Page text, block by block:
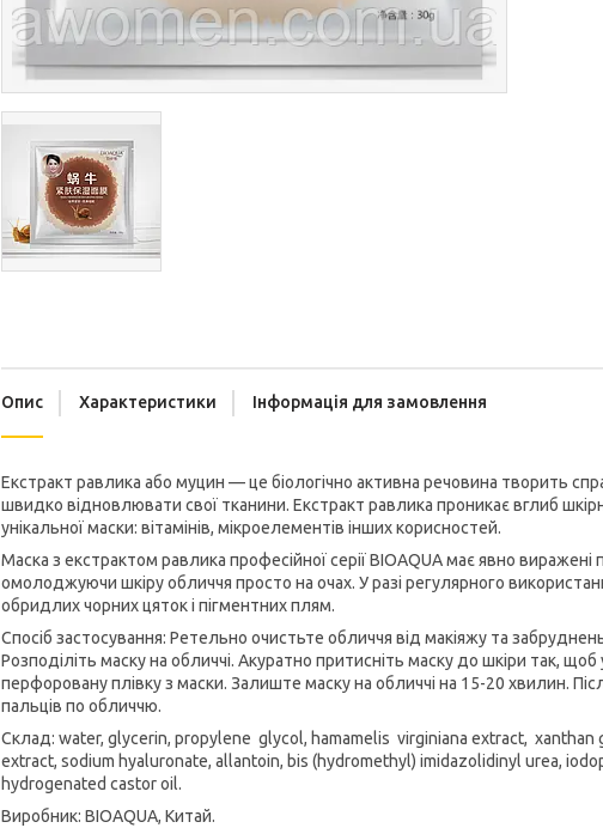
Опис Характеристики Інформація для замовлення
Екстракт равлика або муцин — це біологічно активна речовина творить
швидко відновлювати свої тканини. Екстракт равлика проникає вглиб
унікальної маски: вітамінів, мікроелементів інших корисностей.
Маска з екстрактом равлика професійної серії BIOAQUA має явно
омолоджуючи шкіру обличчя просто на очах. У разі регулярного
обридлих чорних цяток і пігментних плям.
Спосіб застосування: Ретельно очистьте обличчя від макіяжу та
Розподіліть маску на обличчі. Акуратно притисніть маску до шкіри так,
перфоровану плівку з маски. Залиште маску на обличчі на 15-20 хвилин.
пальців по обличчю.
Склад: water, glycerin, propylene glycol, hamamelis virginiana extract,
extract, sodium hyaluronate, allantoin, bis (hydromethyl) imidazolidinyl urea,
hydrogenated castor oil.
Виробник: BIOAQUA, Китай.